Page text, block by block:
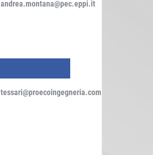
andrea.montana@pec.eppi.it
tessari@proecoingegneria.com